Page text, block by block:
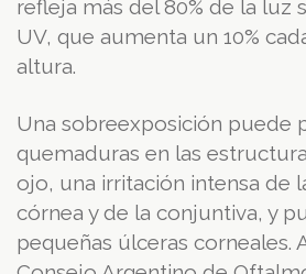
refleja más del 80% de la luz
UV, que aumenta un 10%
altura.
Una sobreexposición puede
quemaduras en las
ojo, una irritación intensa de
córnea y de la conjuntiva, y
pequeñas úlceras corneales.